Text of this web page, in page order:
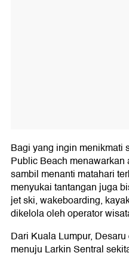
Bagi yang ingin menikmati
Public Beach
sambil menanti matahari
menyukai tantangan juga
jet ski, wakeboarding,
dikelola oleh operator
Dari Kuala Lumpur,
menuju Larkin Sentral